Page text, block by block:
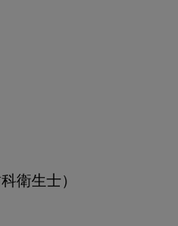
衛生士）